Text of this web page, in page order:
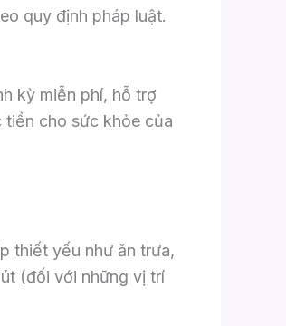
quy định pháp luật.
kỳ miễn phí, hỗ trợ
tiền cho sức khỏe của
thiết yếu như ăn trưa,
(đối với những vị trí